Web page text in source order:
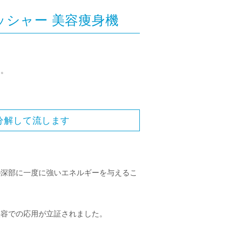
ャー 美容痩身機
して流します
部に一度に強いエネルギーを与えるこ
での応用が立証されました。